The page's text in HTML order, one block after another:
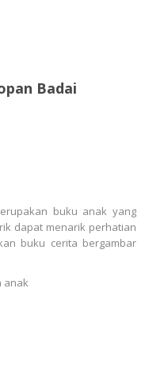
Badai
buku anak yang
dapat menarik perhatian
buku cerita bergambar
anak